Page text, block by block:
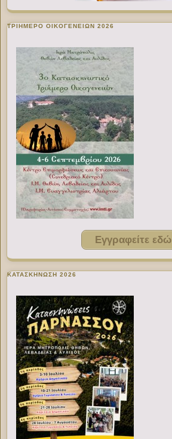
ΤΡΙΗΜΕΡΟ ΟΙΚΟΓΕΝΕΙΩΝ 2026
Εγγραφείτε εδώ
ΚΑΤΑΣΚΗΝΩΣΗ 2026